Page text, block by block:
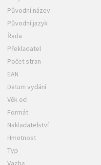
Původní název
Původní jazyk
Řada
Překladatel
Počet stran
EAN
Datum vydání
Věk od
Formát
Nakladatelství
Hmotnost
Typ
Vazba